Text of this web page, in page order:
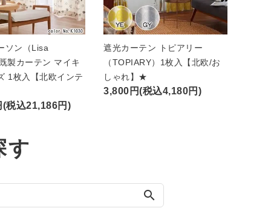
ソン（Lisa
製カーテン マイキ
1枚入【北欧インテ
(税込21,186円)
遮光カーテン トピアリー
（TOPIARY）1枚入【北欧/お
しゃれ】★
3,800円(税込4,180円)
す
search